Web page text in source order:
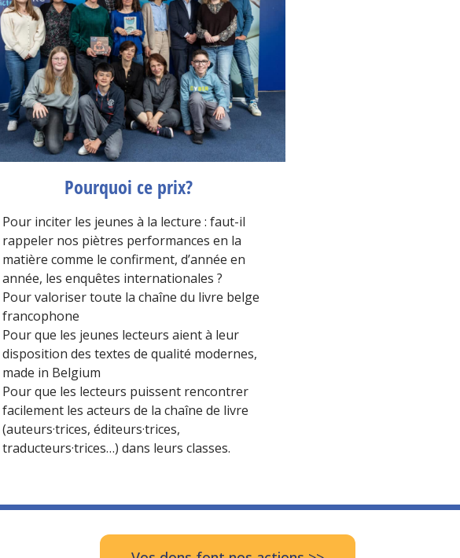
Pourquoi ce prix?
Pour inciter les jeunes à la lecture : faut-il
rappeler nos piètres performances en la
matière comme le confirment, d’année en
année, les enquêtes internationales ?
Pour valoriser toute la chaîne du livre belge
francophone
Pour que les jeunes lecteurs aient à leur
disposition des textes de qualité modernes,
made in Belgium
Pour que les lecteurs puissent rencontrer
facilement les acteurs de la chaîne de livre
(auteurs·trices, éditeurs·trices,
traducteurs·trices…) dans leurs classes.